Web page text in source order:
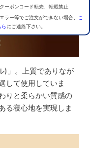
ーポンコード転売、転載禁止
ラー等でご注文ができない場合、
こ
らにご連絡下さい。
)」。上質でありなが
して使用していま
りと柔らかい質感の
る寝心地を実現しま